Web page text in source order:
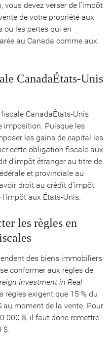
vous devez verser de l’impôt
de votre propriété aux
ou les pertes qui en
au Canada comme aux
CanadaÉtats-Unis
CanadaÉtats-Unis
imposition. Puisque les
les gains de capital les
cette obligation fiscale aux
d’impôt étranger au titre de
et provinciale au
droit au crédit d’impôt
aux États-Unis.
les règles en
des biens immobiliers
conformer aux règles de
Investment in Real
règles exigent que 15 % du
au moment de la vente. Pour
000 $, il faut donc remettre
$.